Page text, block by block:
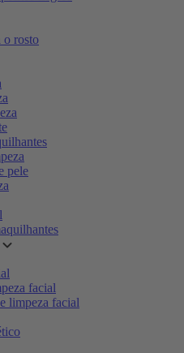
o rosto
pele
facial
limpeza facial